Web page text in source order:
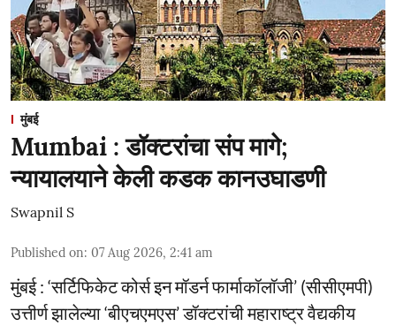
मुंबई
Mumbai : डॉक्टरांचा संप मागे;
न्यायालयाने केली कडक कानउघाडणी
Swapnil S
Published on: 07 Aug 2026, 2:41 am
मुंबई : ‘सर्टिफिकेट कोर्स इन मॉडर्न फार्माकॉलॉजी’ (सीसीएमपी)
उत्तीर्ण झालेल्या ‘बीएचएमएस’ डॉक्टरांची महाराष्ट्र वैद्यकीय